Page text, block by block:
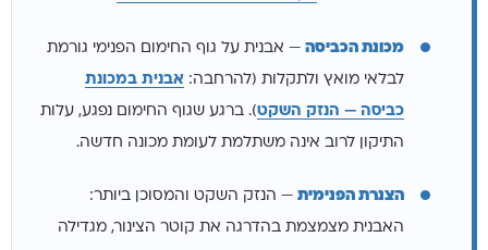
מכונת הכביסה — אבנית על גוף החימום הפנימי גורמת
לבלאי מואץ ולתקלות (להרחבה: אבנית במכונת
כביסה — הנזק השקט). ברגע שגוף החימום נפגע, עלות
התיקון לרוב אינה משתלמת לעומת מכונה חדשה.
הצנרת הפנימית — הנזק השקט והמסוכן ביותר:
האבנית מצמצמת בהדרגה את קוטר הצינור, מגדילה